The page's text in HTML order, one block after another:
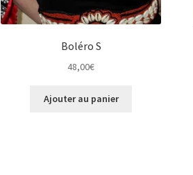
Boléro S
48,00€
Ajouter au panier